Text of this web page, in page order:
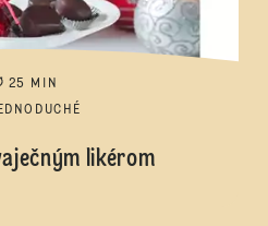
25 MIN
likérom